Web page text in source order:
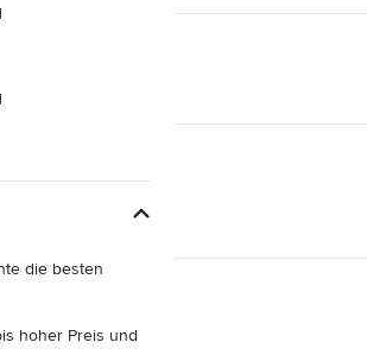
die besten
hoher Preis und